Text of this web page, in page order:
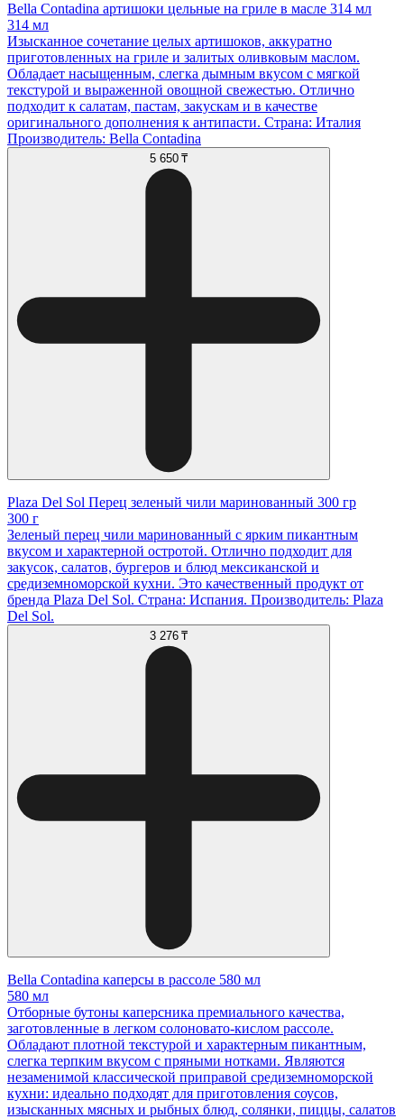
Bella Contadina артишоки цельные на гриле в масле 314 мл
314 мл
Изысканное сочетание целых артишоков, аккуратно
приготовленных на гриле и залитых оливковым маслом.
Обладает насыщенным, слегка дымным вкусом с мягкой
текстурой и выраженной овощной свежестью. Отлично
подходит к салатам, пастам, закускам и в качестве
оригинального дополнения к антипасти. Страна: Италия
Производитель: Bella Contadina
5 650 ₸
Plaza Del Sol Перец зеленый чили маринованный 300 гр
300 г
Зеленый перец чили маринованный с ярким пикантным
вкусом и характерной остротой. Отлично подходит для
закусок, салатов, бургеров и блюд мексиканской и
средиземноморской кухни. Это качественный продукт от
бренда Plaza Del Sol. Страна: Испания. Производитель: Plaza
Del Sol.
3 276 ₸
Bella Contadina каперсы в рассоле 580 мл
580 мл
Отборные бутоны каперсника премиального качества,
заготовленные в легком солоновато-кислом рассоле.
Обладают плотной текстурой и характерным пикантным,
слегка терпким вкусом с пряными нотками. Являются
незаменимой классической приправой средиземноморской
кухни: идеально подходят для приготовления соусов,
изысканных мясных и рыбных блюд, солянки, пиццы, салатов